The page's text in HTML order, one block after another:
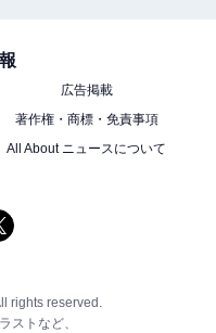
広告掲載
著作権・商標・免責事項
All About ニュースについて
rights reserved.
ストなど、